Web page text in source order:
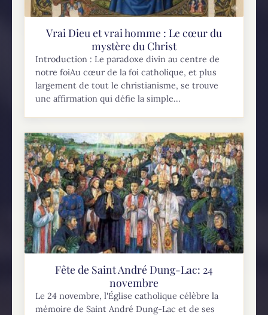
Vrai Dieu et vrai homme : Le cœur du
mystère du Christ
Introduction : Le paradoxe divin au centre de
notre foiAu cœur de la foi catholique, et plus
largement de tout le christianisme, se trouve
une affirmation qui défie la simple...
Fête de Saint André Dung-Lac: 24
novembre
Le 24 novembre, l'Église catholique célèbre la
mémoire de Saint André Dung-Lac et de ses